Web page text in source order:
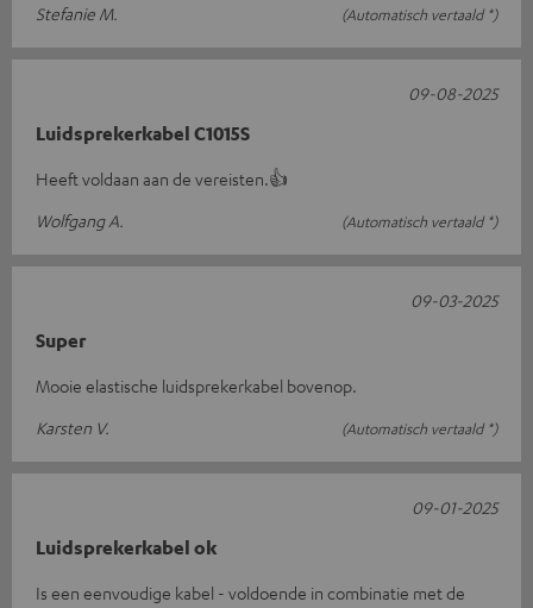
Stefanie M.
(Automatisch vertaald *)
Luidsprekerkabel C1015S
Heeft voldaan aan de vereisten.👍
Wolfgang A.
(Automatisch vertaald *)
09-08-2025
Super
Mooie elastische luidsprekerkabel bovenop.
Karsten V.
(Automatisch vertaald *)
09-03-2025
Luidsprekerkabel ok
Is een eenvoudige kabel - voldoende in combinatie met de
09-01-2025